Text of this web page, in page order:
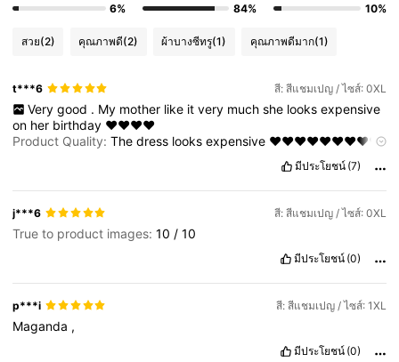
6%
84%
10%
สวย(2) คุณภาพดี(2) ผ้าบางซีทรู(1) คุณภาพดีมาก(1)
t***6 สี: สีแชมเปญ / ไซส์: 0XL
Very good . My mother like it very much she looks expensive
on her birthday ❤️❤️❤️❤️
Product Quality:Thedress looksexpensive ❤️❤️❤️❤️❤️❤️❤️❤️❤️
มีประโยชน์ (7)
j***6 สี: สีแชมเปญ / ไซส์: 0XL
True to product images:10 /10
มีประโยชน์ (0)
p***i สี: สีแชมเปญ / ไซส์: 1XL
Maganda ,
มีประโยชน์ (0)